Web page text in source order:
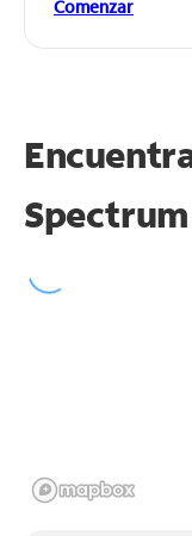
Comenzar